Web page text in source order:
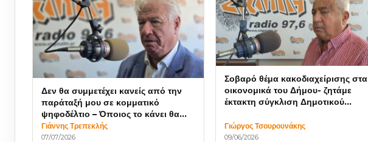
Δεν θα συμμετέχει κανείς από την
παράταξή μου σε κομματικό
ψηφοδέλτιο – Όποιος το κάνει θα
τεθεί εκτός
Γιάννης Τρεπεκλής
07/07/2026
Σοβαρό θέμα κακοδιαχείρισης στα
οικονομικά του Δήμου- ζητάμε
έκτακτη σύγκλιση Δημοτικού
Γιώργος Τσουρουνάκης
09/06/2026